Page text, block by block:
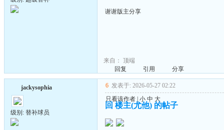
谢谢版主分享
来自： 顶端
回复
引用 分享
jackysophia
级别: 替补球员
6 发表于: 2026-05-27 02:22
只看该作者 小 中 大
回 楼主(尤他) 的帖子